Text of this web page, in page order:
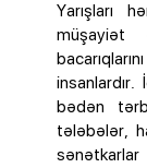
Yarışları
müşayiət
bədən
tələbələr,